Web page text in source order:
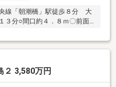
線「朝潮橋」駅徒歩８分 大
３分○間口約４．８ｍ〇前面
２ 3,580万円